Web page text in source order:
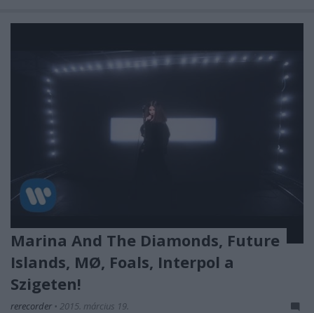
Marina And The Diamonds, Future
Islands, MØ, Foals, Interpol a
Szigeten!
rerecorder • 2015. március 19.